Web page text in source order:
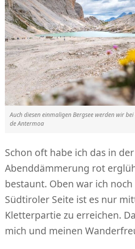
Auch diesen einmaligen Bergsee werden wir
de Antermoa
Schon oft habe ich das in der
Abenddämmerung rot
bestaunt. Oben war ich
Südtiroler Seite ist es nur
Kletterpartie zu erreichen.
mich und meinen